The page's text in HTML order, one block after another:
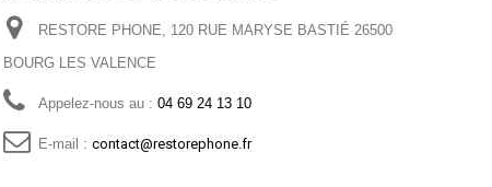
RESTORE PHONE, 120 RUE MARYSE BASTIÉ 26500
BOURG LES VALENCE
Appelez-nous au : 04 69 24 13 10
E-mail : contact@restorephone.fr